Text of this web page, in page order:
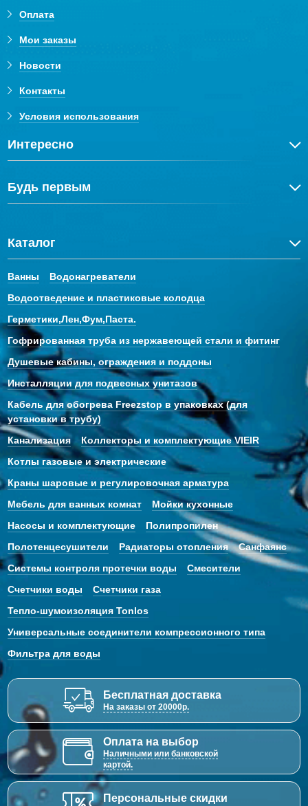
Оплата
Мои заказы
Новости
Контакты
Условия использования
Интересно
Будь первым
Каталог
Ванны
Водонагреватели
Водоотведение и пластиковые колодца
Герметики,Лен,Фум,Паста.
Гофрированная труба из нержавеющей стали и фитинг
Душевые кабины, ограждения и поддоны
Инсталляции для подвесных унитазов
Кабель для обогрева Freezstop в упаковках (для
установки в трубу)
Канализация
Коллекторы и комплектующие VIEIR
Котлы газовые и электрические
Краны шаровые и регулировочная арматура
Мебель для ванных комнат
Мойки кухонные
Насосы и комплектующие
Полипропилен
Полотенцесушители
Радиаторы отопления
Санфаянс
Системы контроля протечки воды
Смесители
Счетчики воды
Счетчики газа
Тепло-шумоизоляция Tonlos
Универсальные соединители компрессионного типа
Фильтра для воды
Бесплатная доставка
На заказы от 20000р.
Оплата на выбор
Наличными или банковской
картой.
Персональные скидки